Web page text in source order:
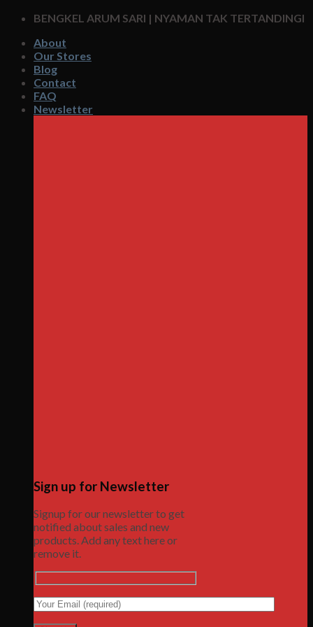
Skip
content
BENGKEL ARUM SARI | NYAMAN TAK TERTANDINGI
About
Our Stores
Blog
Contact
FAQ
Newsletter
Sign up for Newsletter
Signup for our newsletter to get
notified about sales and new
products. Add any text here or
remove it.